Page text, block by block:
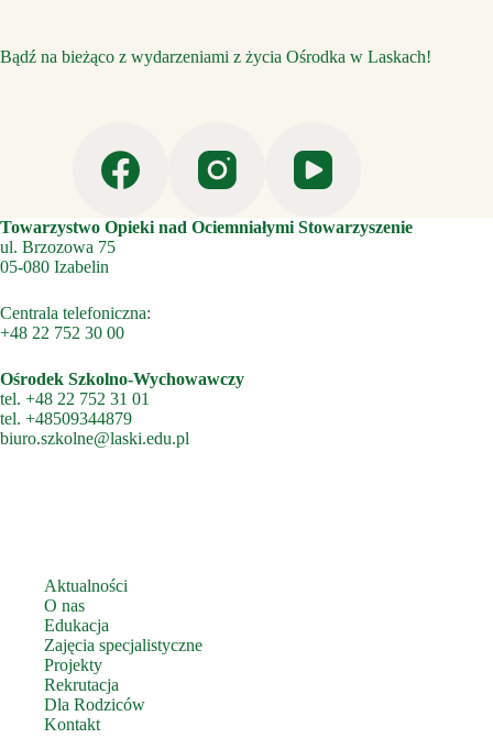
Bądź na bieżąco z wydarzeniami z życia Ośrodka w Laskach!
Towarzystwo Opieki nad Ociemniałymi Stowarzyszenie
ul. Brzozowa 75
05-080 Izabelin
Centrala telefoniczna:
+48 22 752 30 00
Ośrodek Szkolno-Wychowawczy
tel. +48 22 752 31 01
tel. +48509344879
biuro.szkolne@laski.edu.pl
Aktualności
O nas
Edukacja
Zajęcia specjalistyczne
Projekty
Rekrutacja
Dla Rodziców
Kontakt